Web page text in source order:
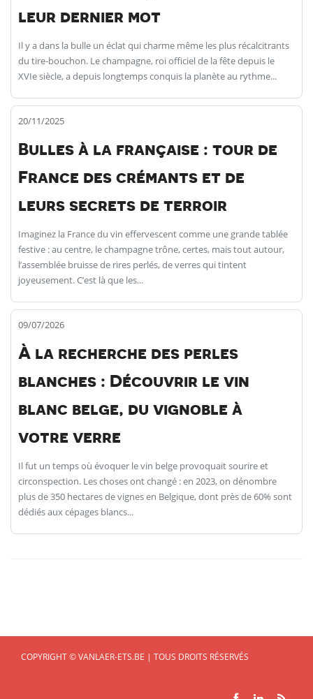
leur dernier mot
Il y a dans la bulle un éclat qui charme même les plus récalcitrants
du tire-bouchon. Le champagne, roi officiel de la fête depuis le
XVIe siècle, a depuis longtemps conquis la planète au rythme...
20/11/2025
Bulles à la française : tour de
France des crémants et de
leurs secrets de terroir
Imaginez la France du vin effervescent comme une grande tablée
festive : au centre, le champagne trône, certes, mais tout autour,
l’assemblée bruisse de rires perlés, de verres qui tintent
joyeusement. C’est là que les...
09/07/2026
À la recherche des perles
blanches : Découvrir le vin
blanc belge, du vignoble à
votre verre
Il fut un temps où évoquer le vin belge provoquait sourire et
circonspection. Les choses ont changé : en 2023, on dénombre
plus de 350 hectares de vignes en Belgique, dont près de 60% sont
dédiés aux cépages blancs...
COPYRIGHT © VANLAER-ETS.BE | TOUS DROITS RÉSERVÉS